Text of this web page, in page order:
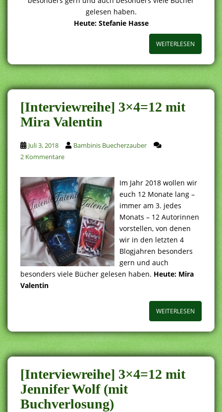
gelesen haben.
Heute: Stefanie Hasse
WEITERLESEN
[Interviewreihe] 3×4=12 mit
Mira Valentin
Juli 3, 2018
Bambinis Buecherzauber
2 Kommentare
Im Jahr 2018 wollen wir
euch 12 Monate lang –
immer am 3. jedes
Monats – 12 Autorinnen
vorstellen, von denen
wir in den letzten 4
Blogjahren besonders
gern und auch
besonders viele Bücher gelesen haben. Heute: Mira
Valentin
WEITERLESEN
[Interviewreihe] 3×4=12 mit
Jennifer Wolf (mit
Buchverlosung)